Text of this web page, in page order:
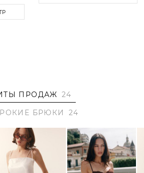
ПРОДАЖ 24
БРЮКИ
24